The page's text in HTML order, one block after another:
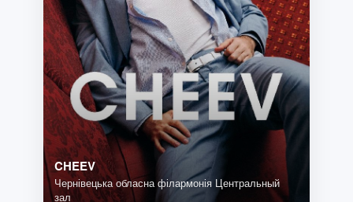
CHEEV
Чернівецька обласна філармонія Центральный
зал